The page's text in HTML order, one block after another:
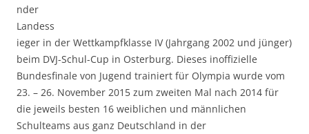
nder
Landess
ieger in der Wettkampfklasse IV (Jahrgang 2002 und jünger)
beim DVJ-Schul-Cup in Osterburg. Dieses inoffizielle
Bundesfinale von Jugend trainiert für Olympia wurde vom
23. – 26. November 2015 zum zweiten Mal nach 2014 für
die jeweils besten 16 weiblichen und männlichen
Schulteams aus ganz Deutschland in der